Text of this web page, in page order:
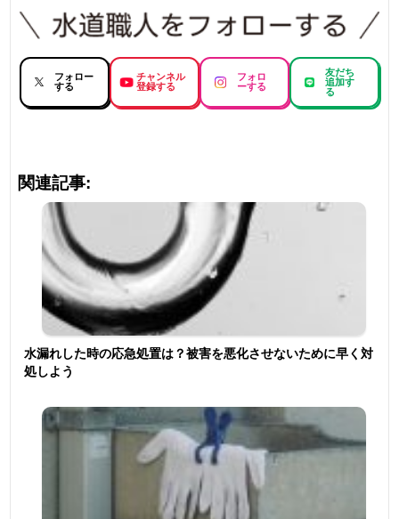
フォロー
する
チャンネル
登録する
フォロ
ーする
友だち
追加す
る
関連記事:
水漏れした時の応急処置は？被害を悪化させないために早く対
処しよう